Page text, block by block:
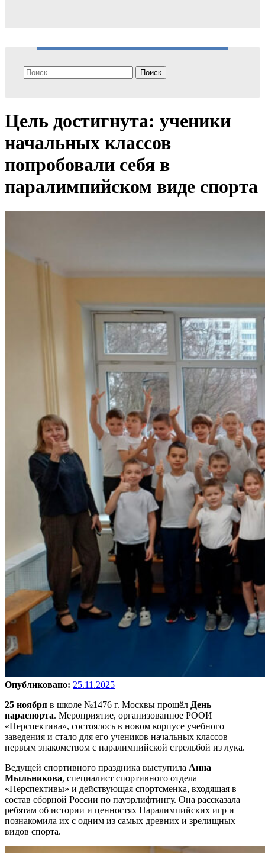
Найти:
Цель достигнута: ученики
начальных классов
попробовали себя в
паралимпийском виде спорта
Опубликовано: 25.11.2025
25 ноября в школе №1476 г. Москвы прошёл День
параспорта. Мероприятие, организованное РООИ
«Перспектива», состоялось в новом корпусе учебного
заведения и стало для его учеников начальных классов
первым знакомством с паралимпийской стрельбой из лука.
Ведущей спортивного праздника выступила Анна
Мыльникова, специалист спортивного отдела
«Перспективы» и действующая спортсменка, входящая в
состав сборной России по пауэрлифтингу. Она рассказала
ребятам об истории и ценностях Паралимпийских игр и
познакомила их с одним из самых древних и зрелищных
видов спорта.